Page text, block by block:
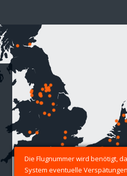
Die Flugnummer wird benötigt,
System eventuelle Verspätungen